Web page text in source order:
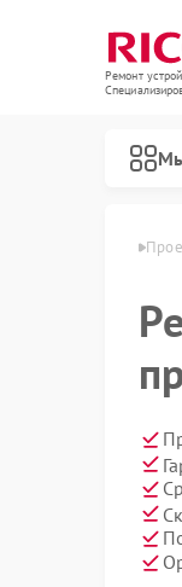
Ремонт
Ricoh в Череповце